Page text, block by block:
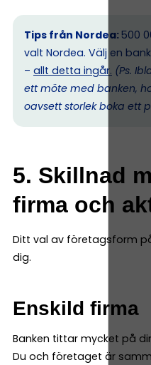
Tips från Nordea: 500
valt Nordea. Välj en
– allt detta ingår. (Ps. I
ett möte med banken,
oavsett storlek boka ett
5. Skillnad
firma och
Ditt val av företagsform
dig.
Enskild firma
Banken tittar mycket på
Du och företaget är